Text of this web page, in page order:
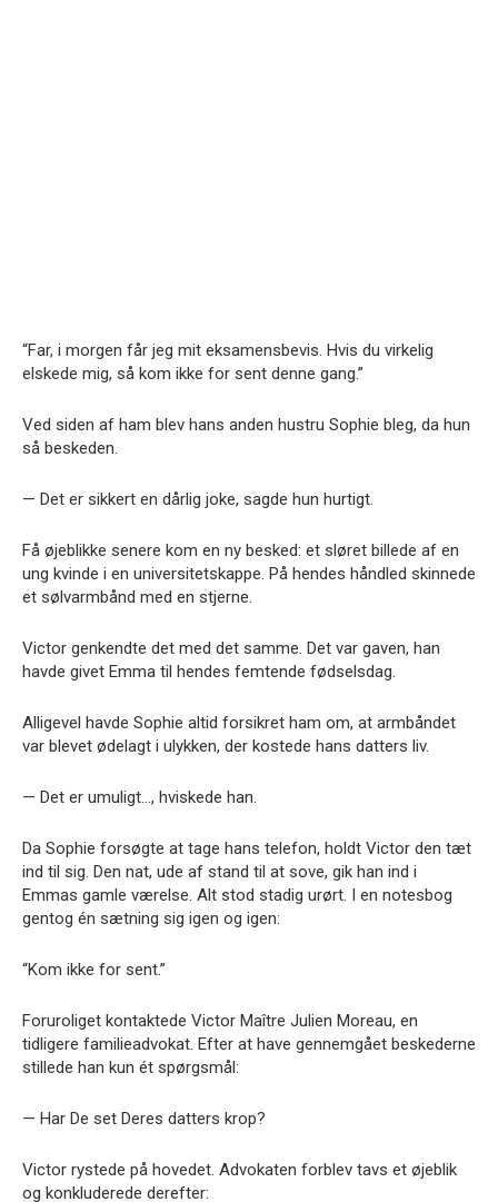
“Far, i morgen får jeg mit eksamensbevis. Hvis du virkelig
elskede mig, så kom ikke for sent denne gang.”
Ved siden af ham blev hans anden hustru Sophie bleg, da hun
så beskeden.
— Det er sikkert en dårlig joke, sagde hun hurtigt.
Få øjeblikke senere kom en ny besked: et sløret billede af en
ung kvinde i en universitetskappe. På hendes håndled skinnede
et sølvarmbånd med en stjerne.
Victor genkendte det med det samme. Det var gaven, han
havde givet Emma til hendes femtende fødselsdag.
Alligevel havde Sophie altid forsikret ham om, at armbåndet
var blevet ødelagt i ulykken, der kostede hans datters liv.
— Det er umuligt…, hviskede han.
Da Sophie forsøgte at tage hans telefon, holdt Victor den tæt
ind til sig. Den nat, ude af stand til at sove, gik han ind i
Emmas gamle værelse. Alt stod stadig urørt. I en notesbog
gentog én sætning sig igen og igen:
“Kom ikke for sent.”
Foruroliget kontaktede Victor Maître Julien Moreau, en
tidligere familieadvokat. Efter at have gennemgået beskederne
stillede han kun ét spørgsmål:
— Har De set Deres datters krop?
Victor rystede på hovedet. Advokaten forblev tavs et øjeblik
og konkluderede derefter: